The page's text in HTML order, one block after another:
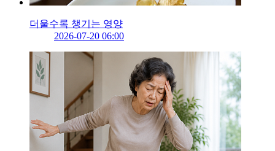
더울수록 챙기는 영양
2026-07-20 06:00